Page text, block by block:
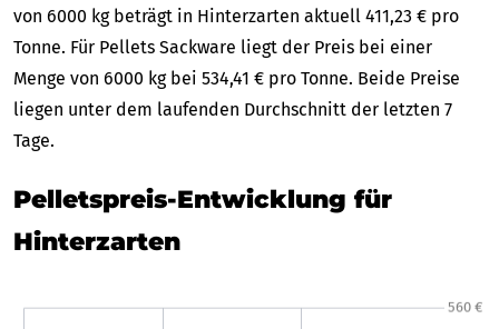
von 6000 kg beträgt in Hinterzarten aktuell 411,23 € pro
Tonne. Für Pellets Sackware liegt der Preis bei einer
Menge von 6000 kg bei 534,41 € pro Tonne. Beide Preise
liegen unter dem laufenden Durchschnitt der letzten 7
Tage.
Pelletspreis-Entwicklung für
Hinterzarten